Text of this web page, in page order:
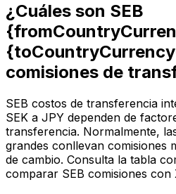
¿Cuáles son SEB
comisiones de
SEB costos de transferencia
SEK a JPY dependen de
transferencia. Normalmente,
grandes conllevan comisiones
de cambio. Consulta la tabla
comparar SEB comisiones con